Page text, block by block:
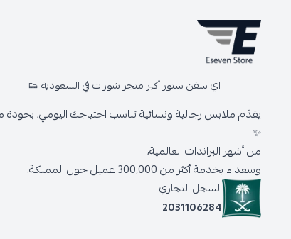
اي سفن ستور أكبر متجر شوزات في السعودية 👟
يقدّم ملابس رجالية ونسائية تناسب احتياجك اليومي، بجودة
✨
من أشهر البراندات العالمية،
وسعداء بخدمة أكثر من 300,000 عميل حول المملكة.
السجل التجاري
2031106284